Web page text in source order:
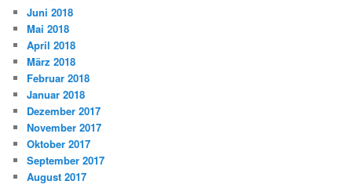
Juni 2018
Mai 2018
April 2018
März 2018
Februar 2018
Januar 2018
Dezember 2017
November 2017
Oktober 2017
September 2017
August 2017